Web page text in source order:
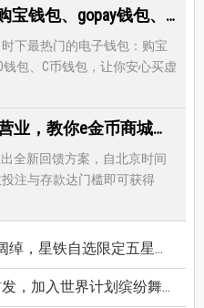
5个最方便的游戏冲值：购宝钱包、gopay钱包、K豆钱包、NO钱包、C币钱包
下最热门的电子钱包：购宝
钱包、C币钱包，让你安心买虚
esball+ e金币商城盛大试营业，教你e金币商城怎么兑换最优惠
全新回馈方案，自北京时间
注与存款达门槛即可获得
竟有超保值人权角，新卡池机制一篇看懂
计划缤纷舞台前你必须知道的八件事